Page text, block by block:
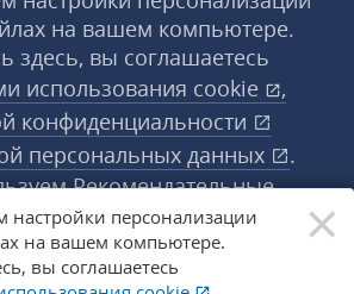
на вашем компьютере.
здесь, вы соглашаетесь
использования cookie
,
конфиденциальности
персональных данных
.
Рекомендательные
правила применения доступны
. Подробнее ×
настройки персонализации
на вашем компьютере.
вы соглашаетесь